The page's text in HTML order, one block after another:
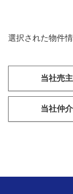
選択された物件
当社売
当社仲